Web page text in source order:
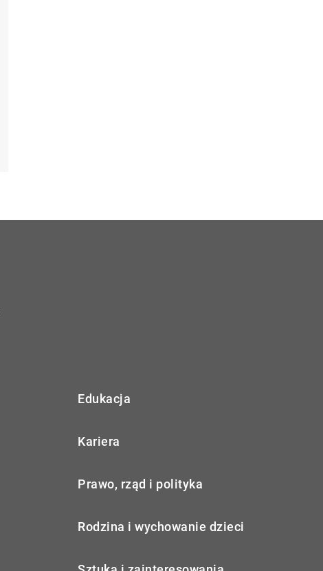
Edukacja
Kariera
Prawo, rząd i polityka
Rodzina i wychowanie dzieci